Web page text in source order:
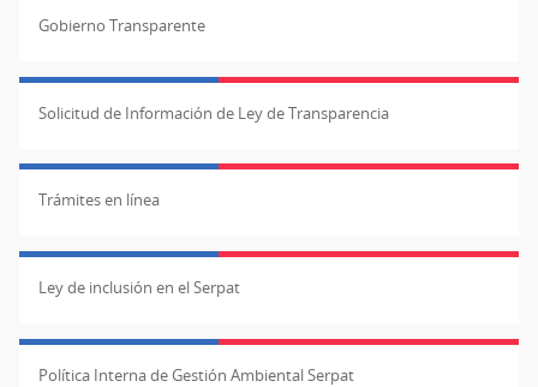
Gobierno Transparente
Solicitud de Información de Ley de Transparencia
Trámites en línea
Ley de inclusión en el Serpat
Política Interna de Gestión Ambiental Serpat